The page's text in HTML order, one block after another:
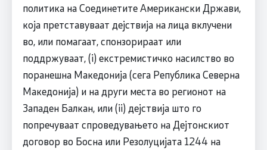
политика на Соединетите Американски Држави,
која претставуваат дејствија на лица вклучени
во, или помагаат, спонзорираат или
поддржуваат, (i) екстремистичко насилство во
поранешна Македонија (сега Република Северна
Македонија) и на други места во регионот на
Западен Балкан, или (ii) дејствија што го
попречуваат спроведувањето на Дејтонскиот
договор во Босна или Резолуцијата 1244 на